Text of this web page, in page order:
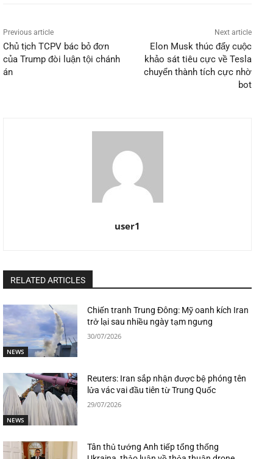
Previous article
Chủ tịch TCPV bác bỏ đơn
của Trump đòi luận tội chánh
án
Next article
Elon Musk thúc đẩy cuộc
khảo sát tiêu cực về Tesla
chuyển thành tích cực nhờ
bot
user1
RELATED ARTICLES
NEWS
Chiến tranh Trung Đông: Mỹ oanh kích Iran
trở lại sau nhiều ngày tạm ngưng
30/07/2026
NEWS
Reuters: Iran sắp nhận được bệ phóng tên
lửa vác vai đầu tiên từ Trung Quốc
29/07/2026
Tân thủ tướng Anh tiếp tổng thống